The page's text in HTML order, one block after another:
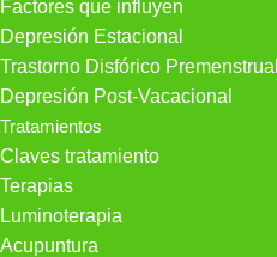
Factores que influyen
Depresión Estacional
Trastorno Disfórico Premenstrual
Depresión Post-Vacacional
Tratamientos
Claves tratamiento
Terapias
Luminoterapia
Acupuntura